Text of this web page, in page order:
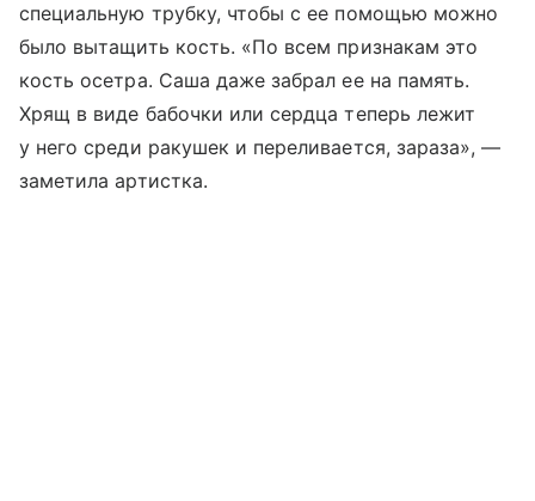
специальную трубку, чтобы с ее помощью можно
было вытащить кость. «По всем признакам это
кость осетра. Саша даже забрал ее на память.
Хрящ в виде бабочки или сердца теперь лежит
у него среди ракушек и переливается, зараза», —
заметила артистка.